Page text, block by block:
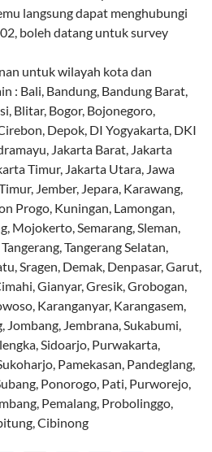
langsung dapat menghubungi
boleh datang untuk survey
untuk wilayah kota dan
: Bali, Bandung, Bandung Barat,
Blitar, Bogor, Bojonegoro,
Depok, DI Yogyakarta, DKI
Jakarta Barat, Jakarta
Timur, Jakarta Utara, Jawa
Jember, Jepara, Karawang,
Progo, Kuningan, Lamongan,
Mojokerto, Semarang, Sleman,
Tangerang Selatan,
Sragen, Demak, Denpasar, Garut,
Gianyar, Gresik, Grobogan,
Karanganyar, Karangasem,
Jombang, Jembrana, Sukabumi,
Sidoarjo, Purwakarta,
Pamekasan, Pandeglang,
Ponorogo, Pati, Purworejo,
Pemalang, Probolinggo,
Cibinong